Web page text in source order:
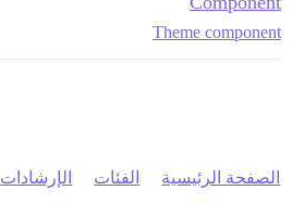
Theme component
الصفحة الرئيسية الفئات الإرشادات